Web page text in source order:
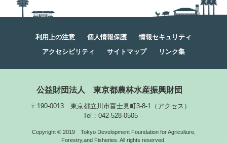
利用上の注意 個人情報保護
情報セキュリティ
アクセシビリティ
サイトマップ リンク集
公益財団法人 東京都農林水産振興財団
〒190-0013 東京都立川市富士見町3-8-1（ アクセス ）
Tel：042-528-0505
Copyright © 2019 Tokyo Development Foundation for Agriculture,
Forestry,and Fisheries. All rights reserved.